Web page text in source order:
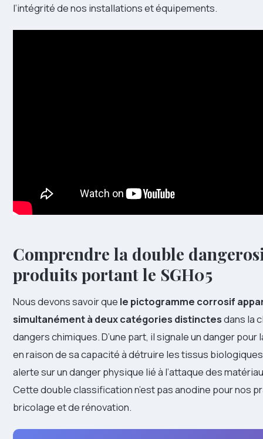
l’intégrité de nos installations et équipements.
Comprendre la double
produits portant le SGH05
Nous devons savoir que le pictogramme corrosif
simultanément à deux catégories distinctesdans la
dangers chimiques. D’une part, il signale un danger pour
en raison de sa capacité à détruire les tissus
alerte sur un danger physique lié à l’attaque des
Cette double classification n’est pas anodine pour nos
bricolage et de rénovation.